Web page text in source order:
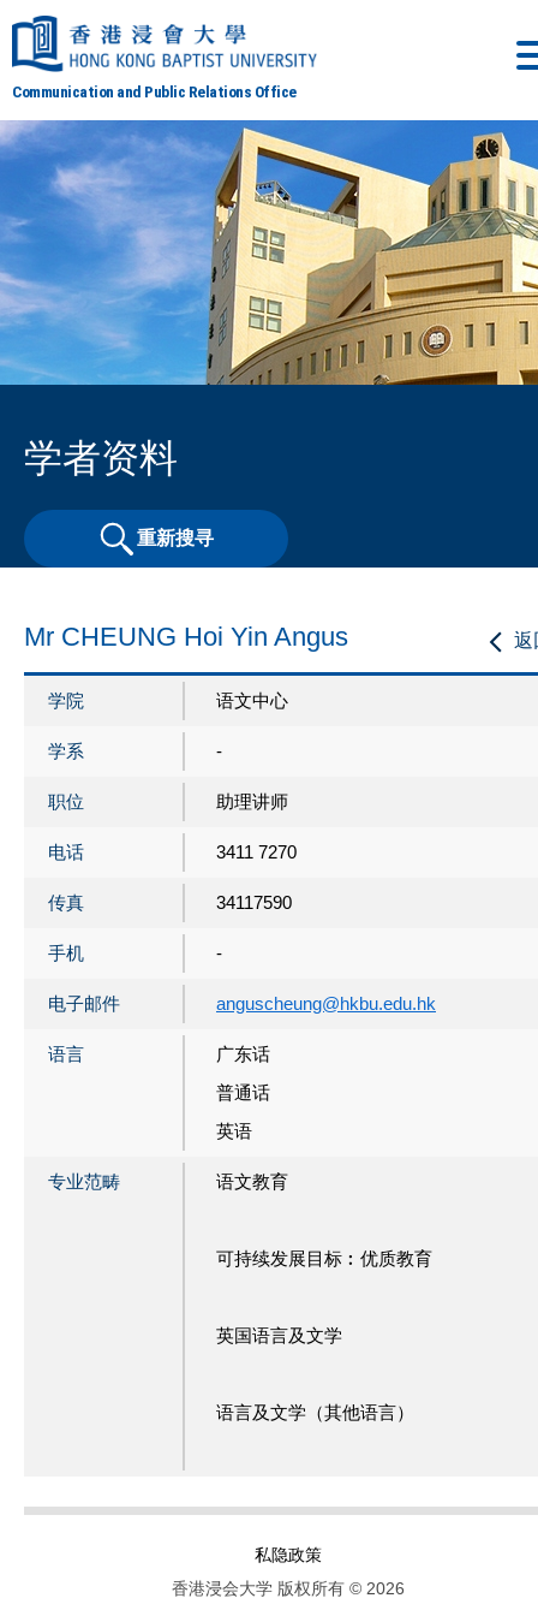
Communication and Public Relations Office
学者资料
重新搜寻
返
Mr CHEUNG Hoi Yin Angus
学院 语文中心
学系 -
职位 助理讲师
电话 3411 7270
传真 34117590
手机 -
电子邮件 anguscheung@hkbu.edu.hk
语言
广东话
普通话
英语
专业范畴 语文教育
可持续发展目标︰优质教育
英国语言及文学
语言及文学（其他语言）
私隐政策
香港浸会大学 版权所有 © 2026